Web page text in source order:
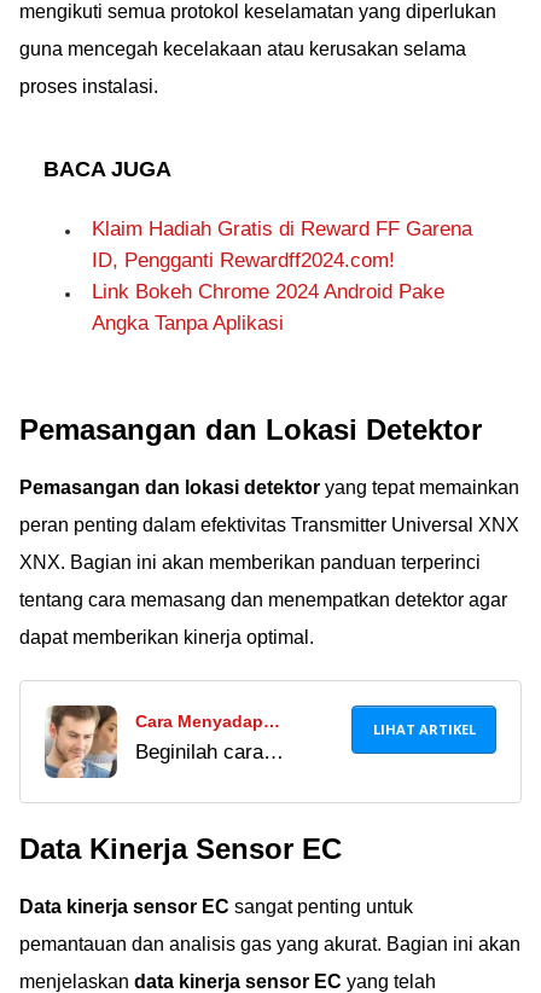
mengikuti semua protokol keselamatan yang diperlukan
guna mencegah kecelakaan atau kerusakan selama
proses instalasi.
BACA JUGA
Klaim Hadiah Gratis di Reward FF Garena
ID, Pengganti Rewardff2024.com!
Link Bokeh Chrome 2024 Android Pake
Angka Tanpa Aplikasi
Pemasangan dan Lokasi Detektor
Pemasangan dan lokasi detektor yang tepat memainkan
peran penting dalam efektivitas Transmitter Universal XNX
XNX. Bagian ini akan memberikan panduan terperinci
tentang cara memasang dan menempatkan detektor agar
dapat memberikan kinerja optimal.
Cara Menyadap
Panggilan Telepon
Beginilah cara
aplikasi Automatic Call
TheTruthSpy, dan
iSpyoo. Beneran work?
LIHAT ARTIKEL
Data Kinerja Sensor EC
Data kinerja sensor EC sangat penting untuk
pemantauan dan analisis gas yang akurat. Bagian ini akan
menjelaskan data kinerja sensor EC yang telah